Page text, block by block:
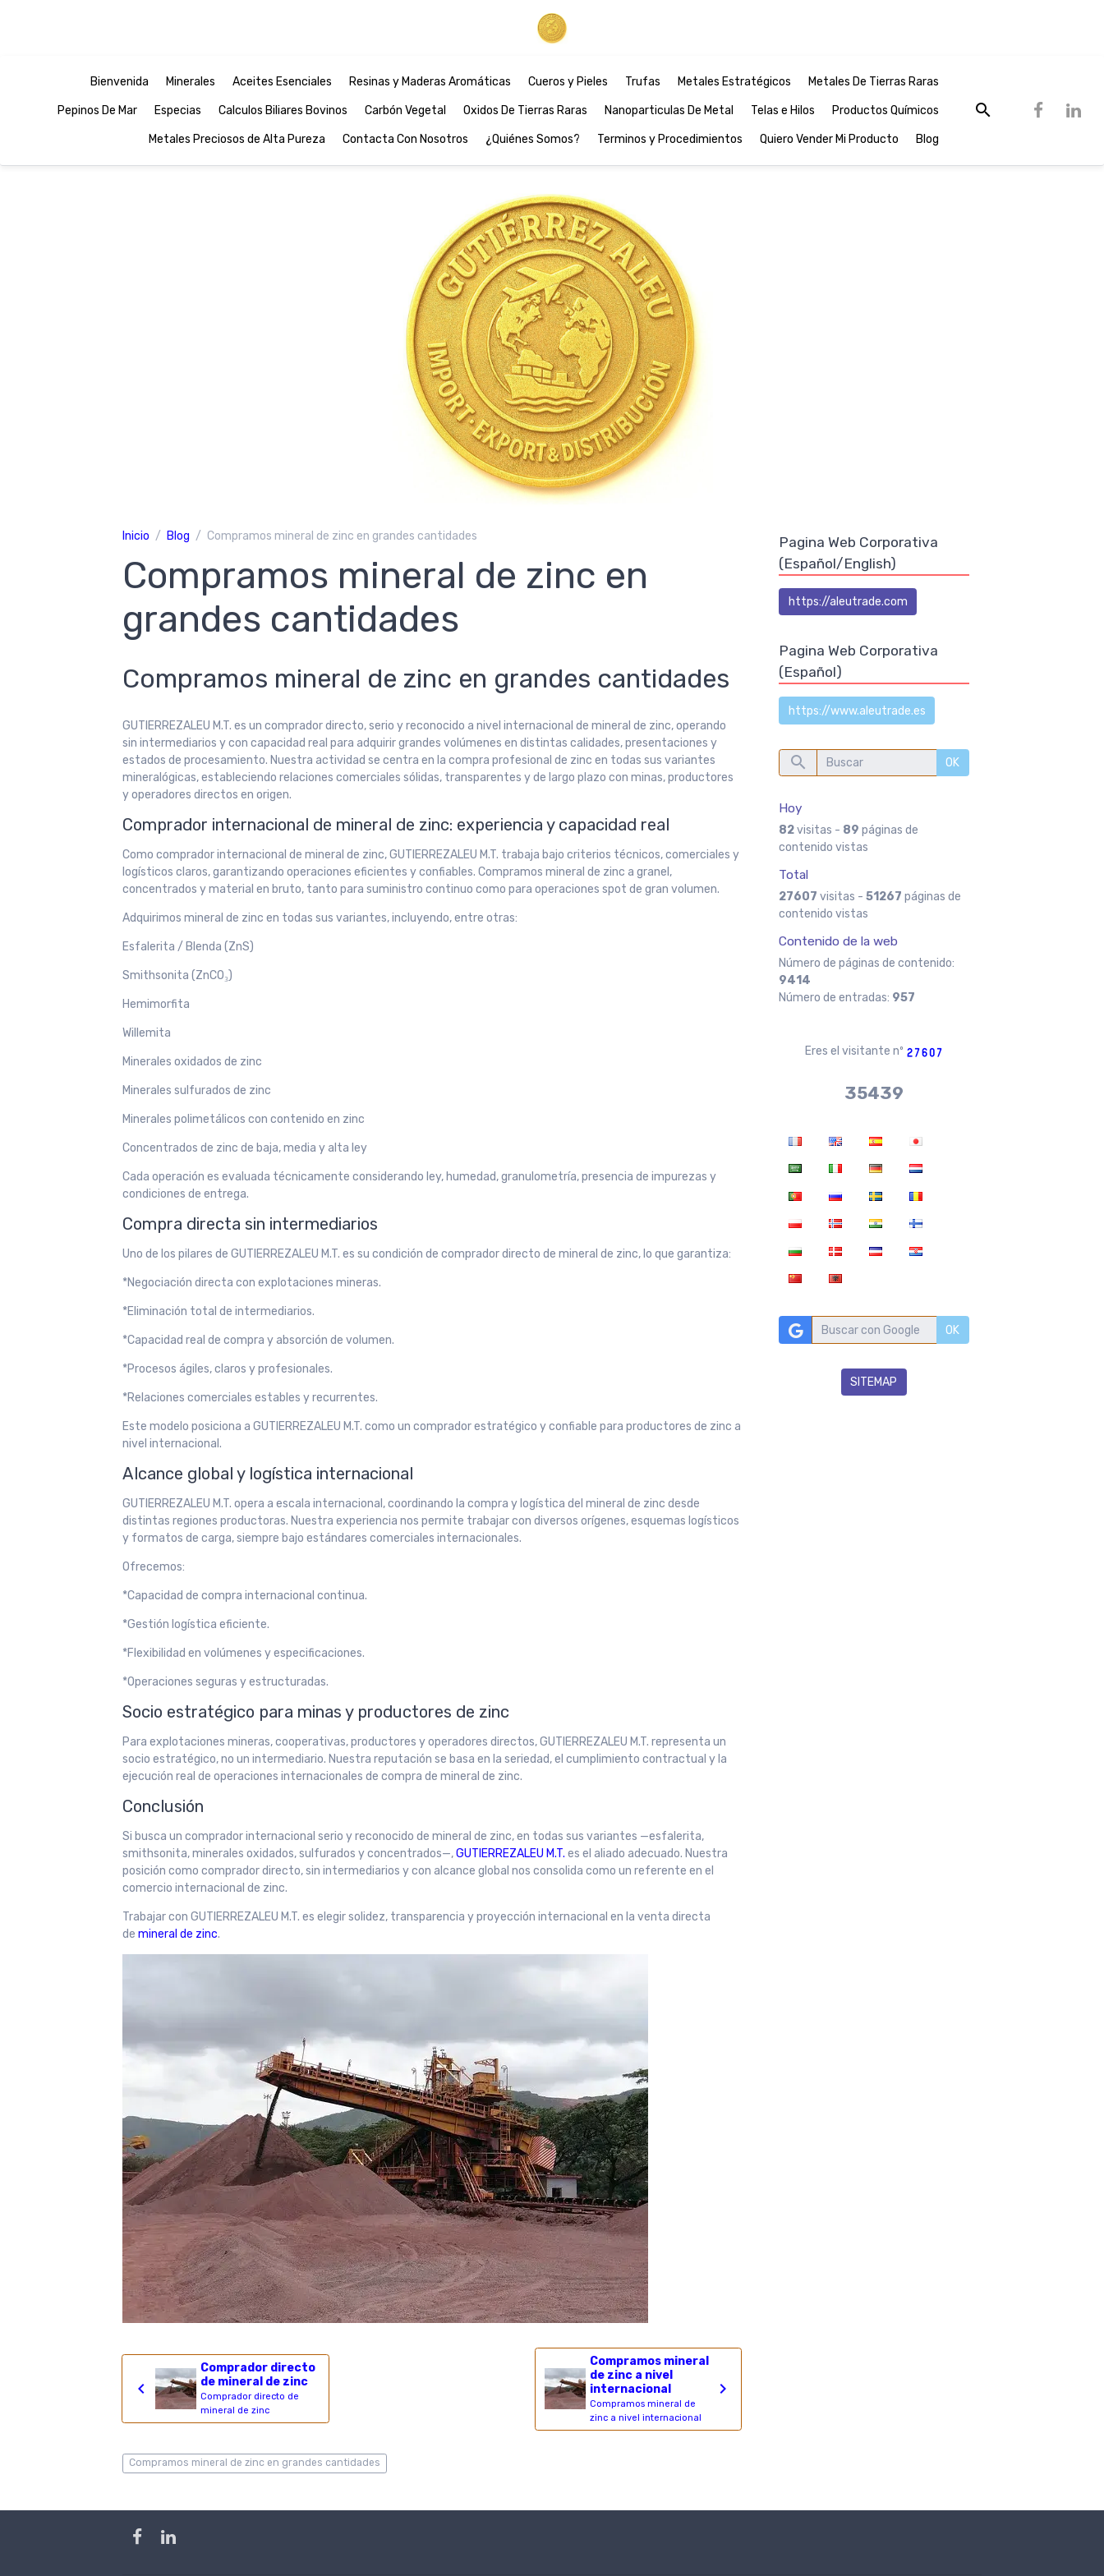
Bienvenida Minerales Aceites Esenciales Resinas y Maderas Aromáticas Cueros y Pieles Trufas Metales Estratégicos Metales De Tierras Raras
Pepinos De Mar Especias Calculos Biliares Bovinos Carbón Vegetal Oxidos De Tierras Raras Nanoparticulas De Metal Telas e Hilos Productos Químicos
Metales Preciosos de Alta Pureza Contacta Con Nosotros ¿Quiénes Somos? Terminos y Procedimientos Quiero Vender Mi Producto Blog
Inicio Blog Compramos mineral de zinc en grandes cantidades
Compramos mineral de zinc en
grandes cantidades
Compramos mineral de zinc en grandes cantidades
GUTIERREZALEU M.T. es un comprador directo, serio y reconocido a nivel internacional de mineral de zinc, operando
sin intermediarios y con capacidad real para adquirir grandes volúmenes en distintas calidades, presentaciones y
estados de procesamiento. Nuestra actividad se centra en la compra profesional de zinc en todas sus variantes
mineralógicas, estableciendo relaciones comerciales sólidas, transparentes y de largo plazo con minas, productores
y operadores directos en origen.
Comprador internacional de mineral de zinc: experiencia y capacidad real
Como comprador internacional de mineral de zinc, GUTIERREZALEU M.T. trabaja bajo criterios técnicos, comerciales y
logísticos claros, garantizando operaciones eficientes y confiables. Compramos mineral de zinc a granel,
concentrados y material en bruto, tanto para suministro continuo como para operaciones spot de gran volumen.
Adquirimos mineral de zinc en todas sus variantes, incluyendo, entre otras:
Esfalerita / Blenda (ZnS)
Smithsonita (ZnCO₃)
Hemimorfita
Willemita
Minerales oxidados de zinc
Minerales sulfurados de zinc
Minerales polimetálicos con contenido en zinc
Concentrados de zinc de baja, media y alta ley
Cada operación es evaluada técnicamente considerando ley, humedad, granulometría, presencia de impurezas y
condiciones de entrega.
Compra directa sin intermediarios
Uno de los pilares de GUTIERREZALEU M.T. es su condición de comprador directo de mineral de zinc, lo que garantiza:
*Negociación directa con explotaciones mineras.
*Eliminación total de intermediarios.
*Capacidad real de compra y absorción de volumen.
*Procesos ágiles, claros y profesionales.
*Relaciones comerciales estables y recurrentes.
Este modelo posiciona a GUTIERREZALEU M.T. como un comprador estratégico y confiable para productores de zinc a
nivel internacional.
Alcance global y logística internacional
GUTIERREZALEU M.T. opera a escala internacional, coordinando la compra y logística del mineral de zinc desde
distintas regiones productoras. Nuestra experiencia nos permite trabajar con diversos orígenes, esquemas logísticos
y formatos de carga, siempre bajo estándares comerciales internacionales.
Ofrecemos:
*Capacidad de compra internacional continua.
*Gestión logística eficiente.
*Flexibilidad en volúmenes y especificaciones.
*Operaciones seguras y estructuradas.
Socio estratégico para minas y productores de zinc
Para explotaciones mineras, cooperativas, productores y operadores directos, GUTIERREZALEU M.T. representa un
socio estratégico, no un intermediario. Nuestra reputación se basa en la seriedad, el cumplimiento contractual y la
ejecución real de operaciones internacionales de compra de mineral de zinc.
Conclusión
Si busca un comprador internacional serio y reconocido de mineral de zinc, en todas sus variantes —esfalerita,
smithsonita, minerales oxidados, sulfurados y concentrados—,GUTIERREZALEU M.T. es el aliado adecuado. Nuestra
posición como comprador directo, sin intermediarios y con alcance global nos consolida como un referente en el
comercio internacional de zinc.
Trabajar con GUTIERREZALEU M.T. es elegir solidez, transparencia y proyección internacional en la venta directa
demineral de zinc.
Comprador directo
de mineral de zinc
Comprador directo de
mineral de zinc
Compramos mineral
de zinc a nivel
internacional
Compramos mineral de
zinc a nivel internacional
Compramos mineral de zinc en grandes cantidades
Pagina Web Corporativa
(Español/English)
https://aleutrade.com
Pagina Web Corporativa
(Español)
https://www.aleutrade.es
OK
Hoy
82visitas - 89 páginas de
contenido vistas
Total
27607 visitas -51267 páginas de
contenido vistas
Contenido de la web
Número de páginas de contenido:
9414
Número de entradas: 957
Eres el visitante nº
37970
OK
SITEMAP